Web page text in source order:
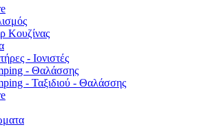
Κουζίνας
- Ιονιστές
- Θαλάσσης
- Ταξιδιού - Θαλάσσης